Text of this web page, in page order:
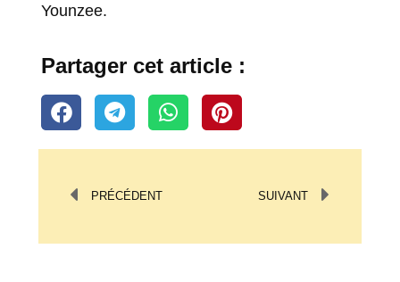
Younzee.
Partager cet article :
PRÉCÉDENT SUIVANT